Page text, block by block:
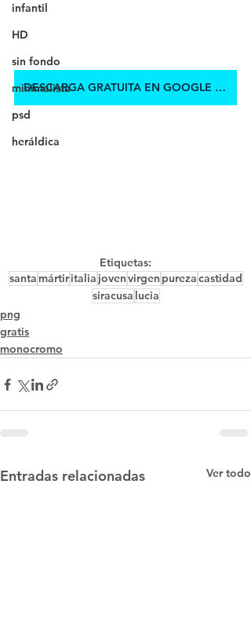
infantil
HD
sin fondo
minimalista
psd
heráldica
DESCARGA GRATUITA EN GOOGLE DRIVE
Etiquetas:
santa mártiritalia jovenvirgen purezacastidad
siracusa lucia
png
gratis
monocromo
Entradas relacionadas Ver todo